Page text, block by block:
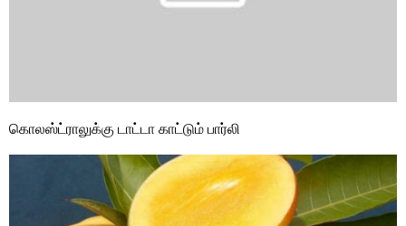
கொலஸ்ட்ராலுக்கு டாட்டா காட்டும் பார்லி